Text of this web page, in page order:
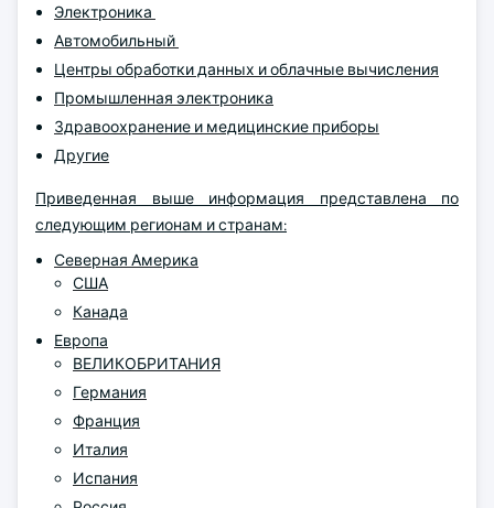
Электроника
Автомобильный
Центры обработки данных и облачные вычисления
Промышленная электроника
Здравоохранение и медицинские приборы
Другие
Приведенная выше информация представлена по
следующим регионам и странам:
Северная Америка
США
Канада
Европа
ВЕЛИКОБРИТАНИЯ
Германия
Франция
Италия
Испания